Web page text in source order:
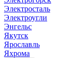
Электросталь
Электроугли
Энгельс
Якутск
Ярославль
Яхрома